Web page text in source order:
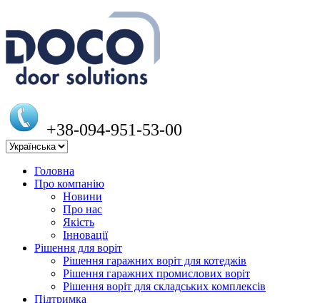
+38-094-951-53-00
Головна
Про компанію
Новини
Про нас
Якість
Інновації
Рішення для воріт
Рішення гаражних воріт для котеджів
Рішення гаражних промислових воріт
Рішення воріт для складських комплексів
Підтримка